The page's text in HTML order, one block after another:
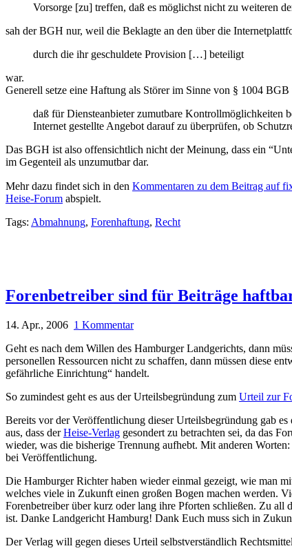
Vorsorge [zu] treffen, daß es möglichst nicht zu weiteren
sah der BGH nur, weil die Beklagte an den über die
durch die ihr geschuldete Provision […] beteiligt
war.
Generell setze eine Haftung als Störer im Sinne von § 1004 BGB
daß für Diensteanbieter zumutbare Kontrollmöglichkeiten
Internet gestellte Angebot darauf zu überprüfen, ob
Das BGH ist also offensichtlich nicht der Meinung, dass ein
im Gegenteil als unzumutbar dar.
Mehr dazu findet sich in den Kommentaren zu dem Beitrag auf
Heise-Forum abspielt.
Tags: Abmahnung, Forenhaftung, Recht
Forenbetreiber sind für Beiträge
14. Apr., 2006 1 Kommentar
Geht es nach dem Willen des Hamburger Landgerichts, dann
personellen Ressourcen nicht zu schaffen, dann müssen diese
gefährliche Einrichtung“ handelt.
So zumindest geht es aus der Urteilsbegründung zum Urteil zur
Bereits vor der Veröffentlichung dieser Urteilsbegründung gab es
aus, dass derHeise-Verlag gesondert zu betrachten sei, da das
wieder, was die bisherige Trennung aufhebt. Mit anderen
bei Veröffentlichung.
Die Hamburger Richter haben wieder einmal gezeigt, wie man
welches viele in Zukunft einen großen Bogen machen werden.
Forenbetreiber über kurz oder lang ihre Pforten schließen. Zu all
ist. Danke Landgericht Hamburg! Dank Euch muss sich in
Der Verlag will gegen dieses Urteil selbstverständlich